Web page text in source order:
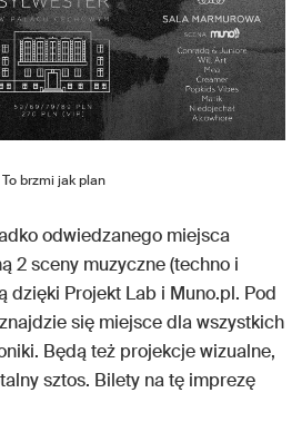
To brzmi jak plan
odwiedzanego miejsca
2 sceny muzyczne (techno i
dzięki Projekt Lab i Muno.pl. Pod
się miejsce dla wszystkich
Będą też projekcje wizualne,
sztos. Bilety na tę imprezę